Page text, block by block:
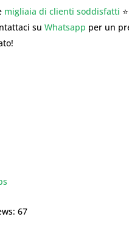
migliaia di clienti soddisfatti
su Whatsapp per un
67